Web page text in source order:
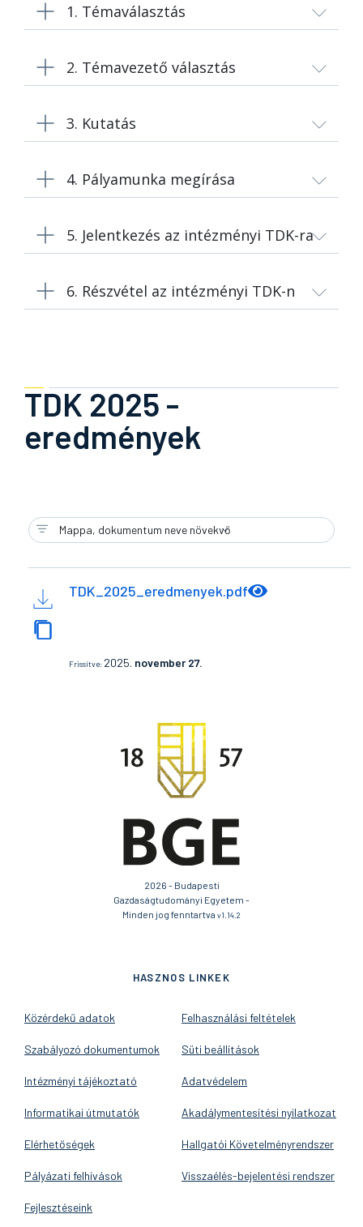
1. Témaválasztás
2. Témavezető választás
3. Kutatás
4. Pályamunka megírása
5. Jelentkezés az intézményi TDK-ra
6. Részvétel az intézményi TDK-n
TDK 2025 -
eredmények
TDK_2025_eredmenyek.pdf
Frissítve: 2025. november 27.
2026 - Budapesti
Gazdaságtudományi Egyetem -
Minden jog fenntartva v1.14.2
HASZNOS LINKEK
Közérdekű adatok
Szabályozó dokumentumok
Intézményi tájékoztató
Informatikai útmutatók
Elérhetőségek
Pályázati felhívások
Fejlesztéseink
Felhasználási feltételek
Süti beállítások
Adatvédelem
Akadálymentesítési nyilatkozat
Hallgatói Követelményrendszer
Visszaélés-bejelentési rendszer